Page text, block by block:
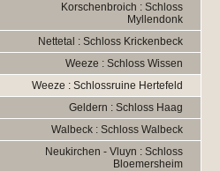
Korschenbroich : Schloss
Myllendonk
Nettetal : Schloss Krickenbeck
Weeze : Schloss Wissen
Weeze : Schlossruine Hertefeld
Geldern : Schloss Haag
Walbeck : Schloss Walbeck
Neukirchen - Vluyn : Schloss
Bloemersheim